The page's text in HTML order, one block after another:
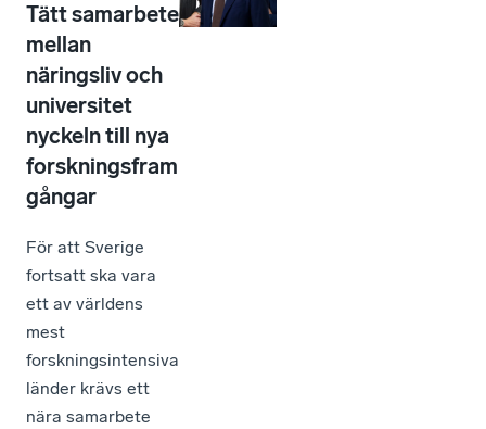
Tätt samarbete
mellan
näringsliv och
universitet
nyckeln till nya
forskningsfram
gångar
För att Sverige
fortsatt ska vara
ett av världens
mest
forskningsintensiva
länder krävs ett
nära samarbete